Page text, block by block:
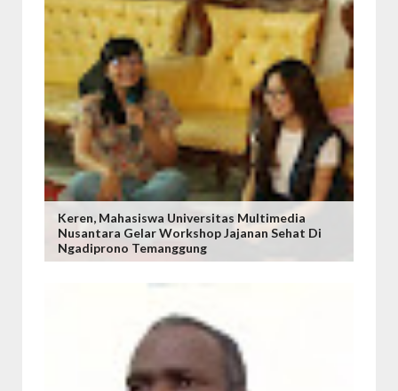
Keren, Mahasiswa Universitas Multimedia
Nusantara Gelar Workshop Jajanan Sehat Di
Ngadiprono Temanggung